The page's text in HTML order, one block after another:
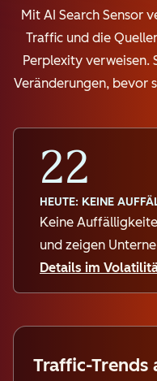
Mit AI Search Sensor
Traffic und die
Perplexity verweisen.
Veränderungen, bevor
22
HEUTE: KEINE
Keine
und zeigen
Details im
Traffic-Trends